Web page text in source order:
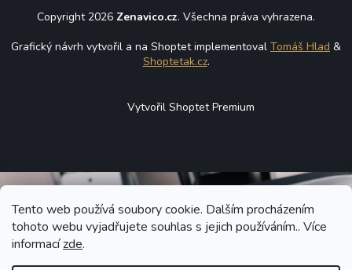
Tento web používá soubory cookie. Dalším procházením
tohoto webu vyjadřujete souhlas s jejich používáním.. Více
informacízde.
Copyright 2026 Zenavico.cz. Všechna práva vyhrazena.
Grafický návrh vytvořil a na Shoptet implementoval Tomáš Hlad &
Shoptetak.cz.
Vytvořil Shoptet Premium